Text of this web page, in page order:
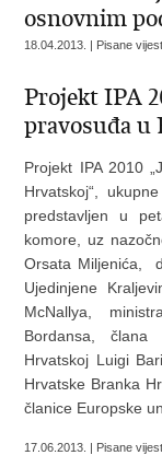
osnovnim
18.04.2013. | Pisane
Projekt IPA
pravosuđa u
Projekt IPA 2010
Hrvatskoj“,
predstavljen u
komore, uz
Orsata Miljenića,
Ujedinjene
McNallya,
Bordansa, člana
Hrvatskoj Luigi
Hrvatske Branka
članice Europske
17.06.2013. | Pisane